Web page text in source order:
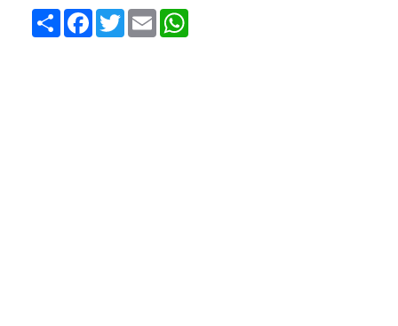
Compartilhar
Facebook
TwitterEmail